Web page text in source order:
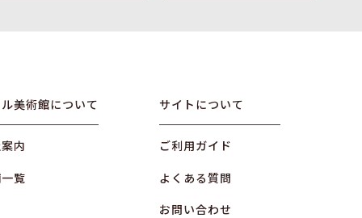
美術館について
内
覧
サイトについて
ご利用ガイド
よくある質問
お問い合わせ